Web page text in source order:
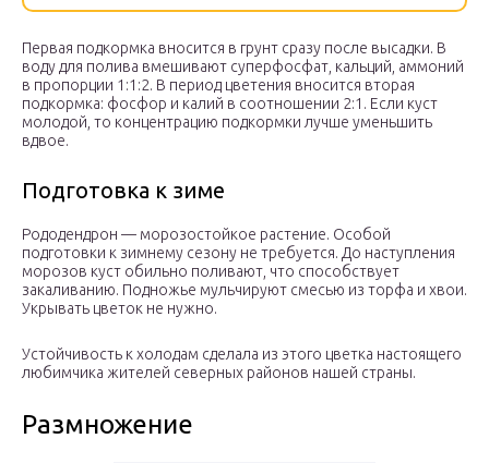
Первая подкормка вносится в грунт сразу после высадки. В
воду для полива вмешивают суперфосфат, кальций, аммоний
в пропорции 1:1:2. В период цветения вносится вторая
подкормка: фосфор и калий в соотношении 2:1. Если куст
молодой, то концентрацию подкормки лучше уменьшить
вдвое.
Подготовка к зиме
Рододендрон — морозостойкое растение. Особой
подготовки к зимнему сезону не требуется. До наступления
морозов куст обильно поливают, что способствует
закаливанию. Подножье мульчируют смесью из торфа и хвои.
Укрывать цветок не нужно.
Устойчивость к холодам сделала из этого цветка настоящего
любимчика жителей северных районов нашей страны.
Размножение